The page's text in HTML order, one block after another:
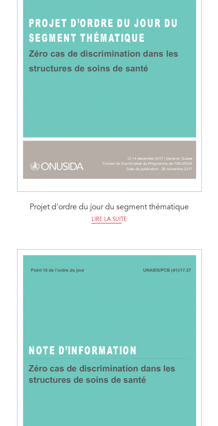
Projet d'ordre du jour du segment thématique
LIRE LA SUITE